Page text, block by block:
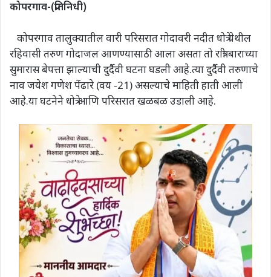
कोपरगाव-(प्रतिनिधी)
कोपरगाव तालुक्यातील वारी परिसरात गोदावरी नदीत धोत्रे येथील
रहिवासी तरुण गोदाजल आणण्यासाठी आला असता तो रात्री बाराच्या
सुमारास बेपत्ता झाल्याची दुर्दैवी घटना घडली आहे.त्या दुर्दैवी तरुणाचे
नाव जयेश गणेश पेंढारे (वय -21) असल्याचे माहिती हाती आली
आहे.या घटनेने धोत्रे आणि परिसरात खळबळ उडाली आहे.